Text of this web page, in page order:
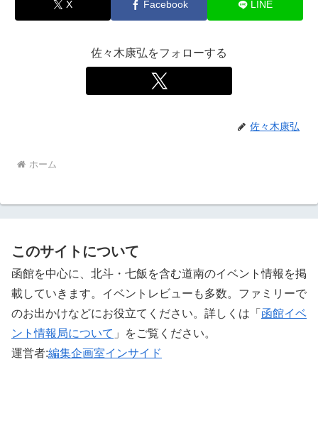
X Facebook LINE
佐々木康弘をフォローする
佐々木康弘
ホーム
このサイトについて
函館を中心に、北斗・七飯を含む道南のイベント情報を掲
載していきます。イベントレビューも多数。ファミリーで
のお出かけなどにお役立てください。詳しくは「 函館イベ
ント情報局について 」をご覧ください。 ‎
運営者:編集企画室インサイド